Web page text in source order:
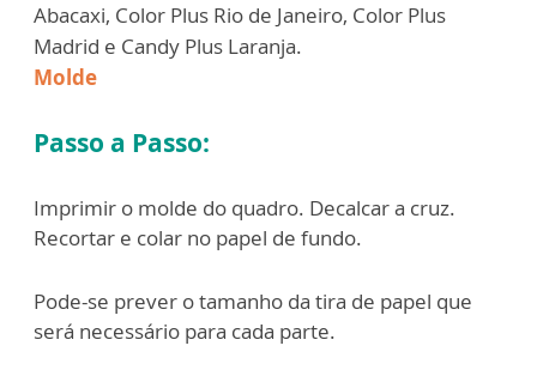
Abacaxi, Color Plus Rio de Janeiro, Color Plus
Madrid e Candy Plus Laranja.
Molde
Passo a Passo:
Imprimir o molde do quadro. Decalcar a cruz.
Recortar e colar no papel de fundo.
Pode-se prever o tamanho da tira de papel que
será necessário para cada parte.